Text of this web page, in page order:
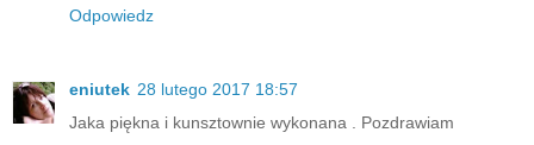
Odpowiedz
eniutek 28 lutego 2017 18:57
Jaka piękna i kunsztownie wykonana . Pozdrawiam